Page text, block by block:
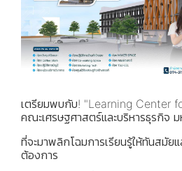
เตรียมพบกับ! "Learning Center
คณะเศรษฐศาสตร์และบริหารธุรกิจ
ที่จะมาพลิกโฉมการเรียนรู้ให้ทันสมัย
ต้องการ